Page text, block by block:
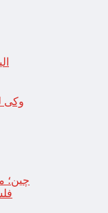
وکی
چین؛ میزائل